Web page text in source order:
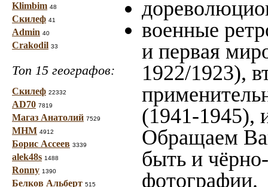
Klimbim 48
Скилеф 41
Admin 40
Crakodil 33
Топ 15 географов:
Скилеф 22332
AD70 7819
Магаз Анатолий 7529
МНМ 4912
Борис Ассеев 3339
alek48s 1488
Ronny 1390
Белков Альберт 515
военные
и первая
1922/1923),
(1941-
Обращаем
быть и
фотографии.